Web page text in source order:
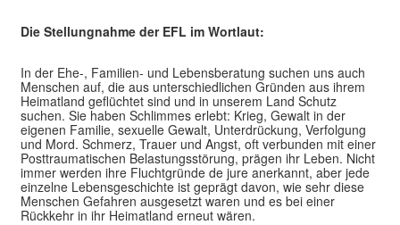
Die Stellungnahme der EFL im Wortlaut:
In der Ehe-, Familien- und Lebensberatung suchen uns auch
Menschen auf, die aus unterschiedlichen Gründen aus ihrem
Heimatland geflüchtet sind und in unserem Land Schutz
suchen. Sie haben Schlimmes erlebt: Krieg, Gewalt in der
eigenen Familie, sexuelle Gewalt, Unterdrückung, Verfolgung
und Mord. Schmerz, Trauer und Angst, oft verbunden mit einer
Posttraumatischen Belastungsstörung, prägen ihr Leben. Nicht
immer werden ihre Fluchtgründe de jure anerkannt, aber jede
einzelne Lebensgeschichte ist geprägt davon, wie sehr diese
Menschen Gefahren ausgesetzt waren und es bei einer
Rückkehr in ihr Heimatland erneut wären.